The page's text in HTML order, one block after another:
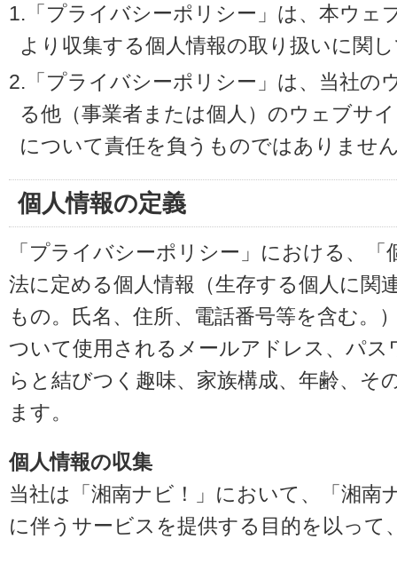
1.「プライバシーポリシー」は、本ウェ
より収集する個人情報の取り扱いに関
2.「プライバシーポリシー」は、当社の
る他（事業者または個人）のウェブサ
について責任を負うものではありませ
個人情報の定義
「プライバシーポリシー」における、
法に定める個人情報（生存する個人に関
もの。氏名、住所、電話番号等を含む。
ついて使用されるメールアドレス、パ
らと結びつく趣味、家族構成、年齢、そ
ます。
個人情報の収集
当社は「湘南ナビ！」において、「湘南
に伴うサービスを提供する目的を以って